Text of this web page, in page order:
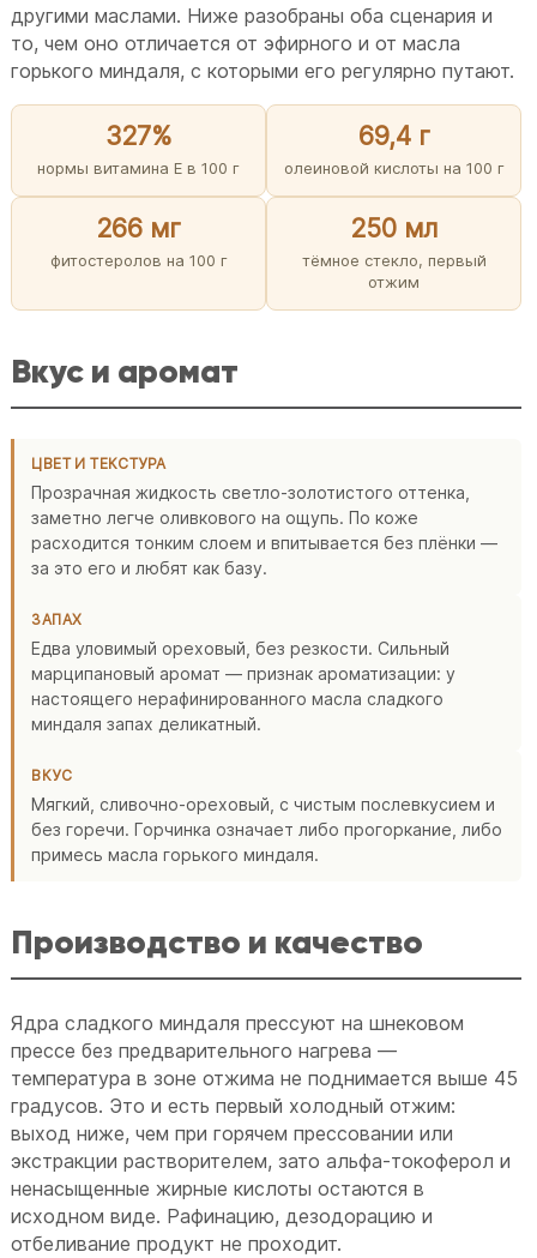
другими маслами. Ниже разобраны оба сценария и
то, чем оно отличается от эфирного и от масла
горького миндаля, с которыми его регулярно путают.
327%
нормы витамина E в 100 г
69,4 г
олеиновой кислоты на 100 г
266 мг
фитостеролов на 100 г
250 мл
тёмное стекло, первый
отжим
Вкус и аромат
ЦВЕТ И ТЕКСТУРА
Прозрачная жидкость светло-золотистого оттенка,
заметно легче оливкового на ощупь. По коже
расходится тонким слоем и впитывается без плёнки —
за это его и любят как базу.
ЗАПАХ
Едва уловимый ореховый, без резкости. Сильный
марципановый аромат — признак ароматизации: у
настоящего нерафинированного масла сладкого
миндаля запах деликатный.
ВКУС
Мягкий, сливочно-ореховый, с чистым послевкусием и
без горечи. Горчинка означает либо прогоркание, либо
примесь масла горького миндаля.
Производство и качество
Ядра сладкого миндаля прессуют на шнековом
прессе без предварительного нагрева —
температура в зоне отжима не поднимается выше 45
градусов. Это и есть первый холодный отжим:
выход ниже, чем при горячем прессовании или
экстракции растворителем, зато альфа-токоферол и
ненасыщенные жирные кислоты остаются в
исходном виде. Рафинацию, дезодорацию и
отбеливание продукт не проходит.